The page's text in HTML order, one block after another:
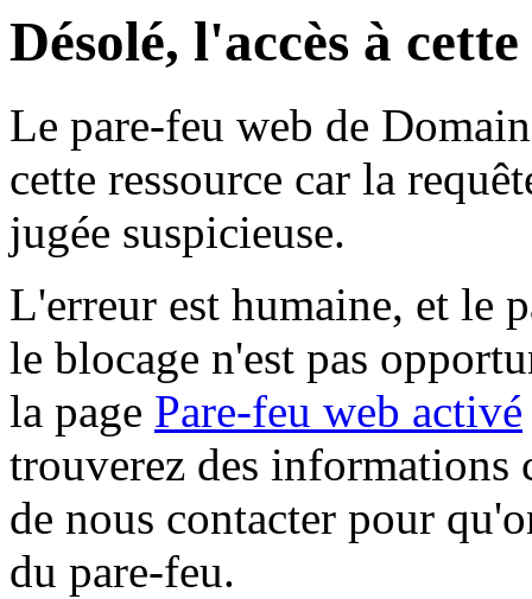
Désolé, l'accès à
Le pare-feu web de
cette ressource car la
jugée suspicieuse.
L'erreur est humaine, et le
le blocage n'est pas
la page Pare-feu web activé
trouverez des informations
de nous contacter pour
du pare-feu.